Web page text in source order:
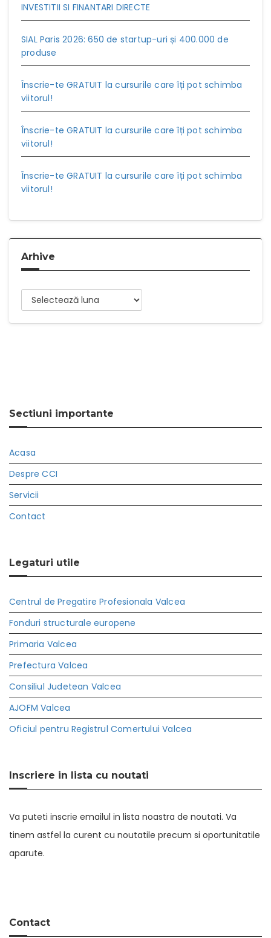
INVESTITII SI FINANTARI DIRECTE
SIAL Paris 2026: 650 de startup-uri și 400.000 de
produse
Înscrie-te GRATUIT la cursurile care îți pot schimba
viitorul!
Înscrie-te GRATUIT la cursurile care îți pot schimba
viitorul!
Înscrie-te GRATUIT la cursurile care îți pot schimba
viitorul!
Arhive
Arhive
Sectiuni importante
Acasa
Despre CCI
Servicii
Contact
Legaturi utile
Centrul de Pregatire Profesionala Valcea
Fonduri structurale europene
Primaria Valcea
Prefectura Valcea
Consiliul Judetean Valcea
AJOFM Valcea
Oficiul pentru Registrul Comertului Valcea
Inscriere in lista cu noutati
Va puteti inscrie emailul in lista noastra de noutati. Va
tinem astfel la curent cu noutatile precum si oportunitatile
aparute.
Contact